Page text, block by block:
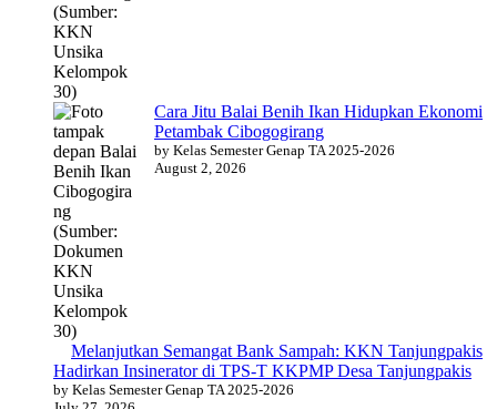
Cara Jitu Balai Benih Ikan Hidupkan Ekonomi
Petambak Cibogogirang
by Kelas Semester Genap TA 2025-2026
August 2, 2026
Melanjutkan Semangat Bank Sampah: KKN Tanjungpakis
Hadirkan Insinerator di TPS-T KKPMP Desa Tanjungpakis
by Kelas Semester Genap TA 2025-2026